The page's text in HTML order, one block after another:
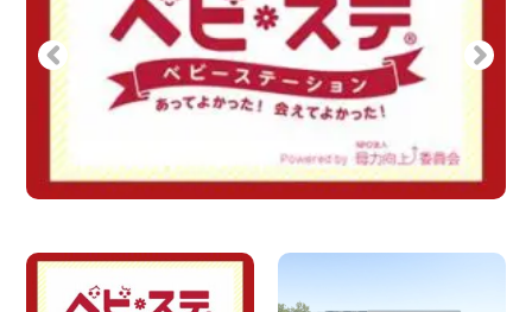
設備・サービスで探す
ス
湯
Previous